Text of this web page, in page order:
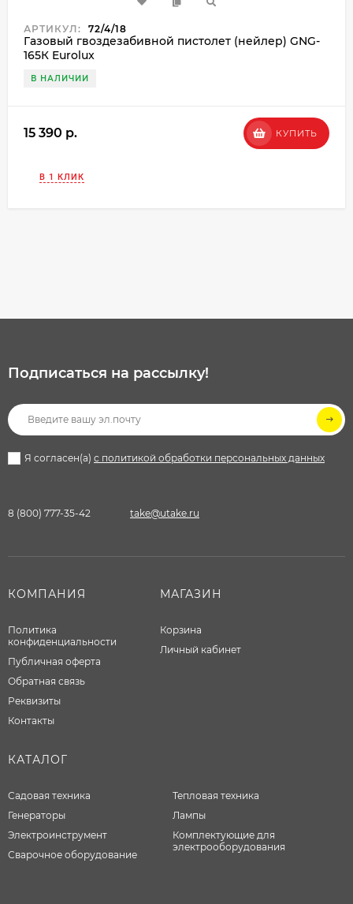
АРТИКУЛ: 72/4/18
Газовый гвоздезабивной пистолет (нейлер) GNG-
165К Eurolux
В НАЛИЧИИ
15 390 p. КУПИТЬ
В 1 КЛИК
Подписаться на рассылкy!
Я согласен(a) с политикой обработки персональных данных
8 (800) 777-35-42 take@utake.ru
КОМПАНИЯ
Политика
конфиденциальности
Публичная оферта
Обратная связь
Реквизиты
Контакты
МАГАЗИН
Корзина
Личный кабинет
КАТАЛОГ
Садовая техника
Генераторы
Электроинструмент
Сварочное оборудование
Тепловая техника
Лампы
Комплектующие для
электрооборудования